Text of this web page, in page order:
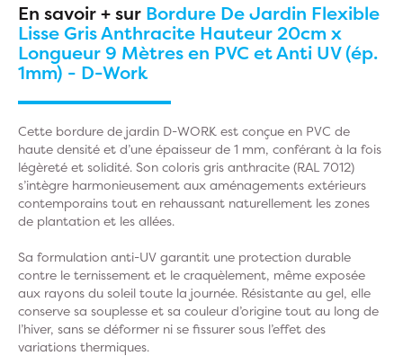
En savoir + sur Bordure De Jardin Flexible
Lisse Gris Anthracite Hauteur 20cm x
Longueur 9 Mètres en PVC et Anti UV (ép.
1mm) - D-Work
Cette bordure de jardin D-WORK est conçue en PVC de
haute densité et d’une épaisseur de 1 mm, conférant à la fois
légèreté et solidité. Son coloris gris anthracite (RAL 7012)
s’intègre harmonieusement aux aménagements extérieurs
contemporains tout en rehaussant naturellement les zones
de plantation et les allées.
Sa formulation anti-UV garantit une protection durable
contre le ternissement et le craquèlement, même exposée
aux rayons du soleil toute la journée. Résistante au gel, elle
conserve sa souplesse et sa couleur d’origine tout au long de
l’hiver, sans se déformer ni se fissurer sous l’effet des
variations thermiques.